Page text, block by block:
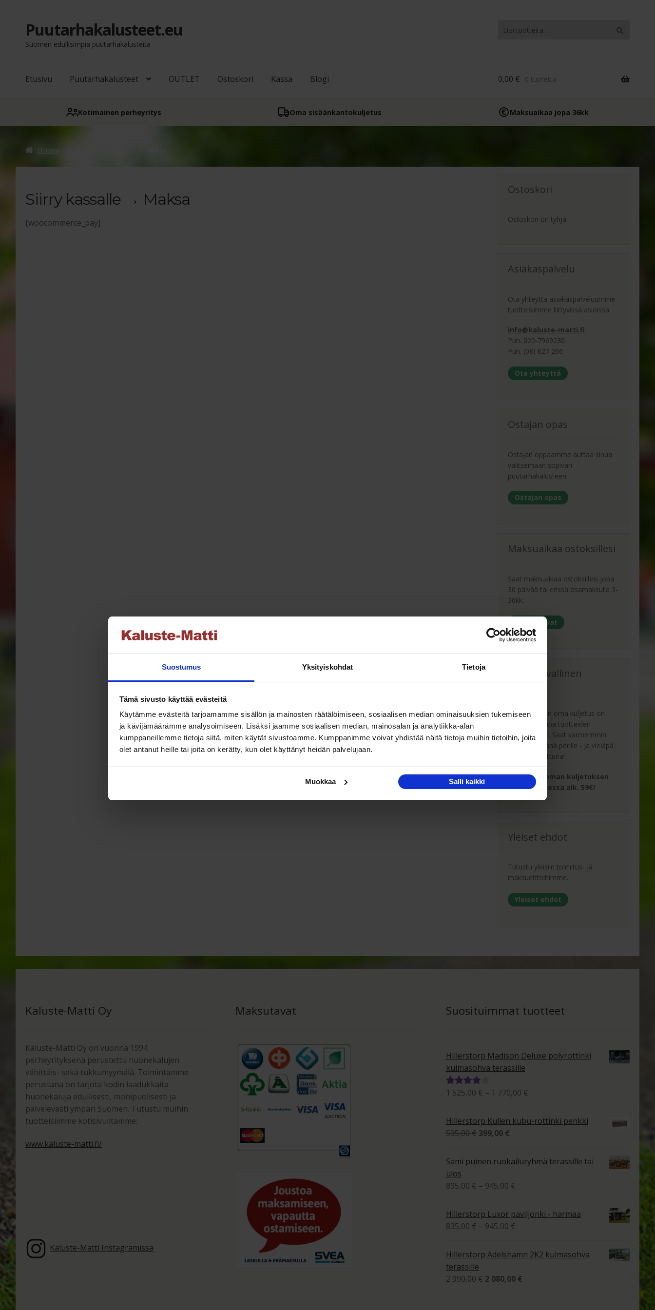
Suostumus Yksityiskohdat Tietoja
Tämä sivusto käyttää evästeitä
Käytämme evästeitä tarjoamamme sisällön ja mainosten räätälöimiseen, sosiaalisen median ominaisuuksien tukemiseen
ja kävijämäärämme analysoimiseen. Lisäksi jaamme sosiaalisen median, mainosalan ja analytiikka-alan
kumppaneillemme tietoja siitä, miten käytät sivustoamme. Kumppanimme voivat yhdistää näitä tietoja muihin tietoihin, joita
olet antanut heille tai joita on kerätty, kun olet käyttänyt heidän palvelujaan.
Muokkaa Salli kaikki
Siirry
navigointiin
Siirry
sisältöön
Puutarhakalusteet.eu
Suomen edullisimpia puutarhakalusteita
Haku
Etusivu Puutarhakalusteet OUTLET Ostoskori Kassa Blogi 0,00 € 0 tuotetta
Kotimainen perheyritys Oma sisään­kantokuljetus Maksuaikaa jopa 36kk
Etusivu
Siirry kassalle → Maksa
[woocommerce_pay]
Ostoskori
Ostoskori on tyhjä.
Asiakaspalvelu
Ota yhteyttä asiakaspalveluumme
tuotteisiimme liittyvissä asioissa.
info@kaluste-matti.fi
Puh. 020-7969230
Puh. (08) 627 266
Ota yhteyttä
Ostajan opas
Ostajan oppaamme auttaa sinua
valitsemaan sopivan
puutarhakalusteen.
Ostajan opas
Maksuaikaa ostoksillesi
Saat maksuaikaa ostoksillesi jopa
30 päivää tai erissä osamaksulla 3-
36kk.
Maksutavat
Oma turvallinen
kuljetus
Kaluste-Matin oma kuljetus on
turvallinen tapa tuotteiden
toimitukseen. Saat varmemmin
tuotteet ehjänä perille - ja vieläpä
sisäänkannettuna!
Turvallisemman kuljetuksen
hinta Suomessa alk. 59€!
Yleiset ehdot
Tutustu yleisiin toimitus- ja
maksuehtoihimme.
Yleiset ehdot
Kaluste-Matti Oy
Kaluste-Matti Oy on vuonna 1994
perheyrityksenä perustettu huonekalujen
vähittäis- sekä tukkumyymälä. Toimintamme
perustana on tarjota kodin laadukkaita
huonekaluja edullisesti, monipuolisesti ja
palvelevasti ympäri Suomen. Tutustu muihin
tuotteisiimme kotisivuiltamme:
www.kaluste-matti.fi/
Kaluste-Matti Instagramissa
Maksutavat Suosituimmat tuotteet
Hillerstorp Madison Deluxe polyrottinki
kulmasohva terassille
Arvostelu
1 525,00 € – 1 770,00 €
525,00 €
Hillerstorp Kullen kubu-rottinki penkki
595,00€ Alkuperäinen
399,00 €Nykyinen
on:
399,00 €.
Sami puinen ruokailuryhmä terassille tai
ulos
895,00 € – 945,00 €
945,00 €
Hillerstorp Luxor paviljonki - harmaa
835,00 € – 945,00 €
Hillerstorp Adelshamn 2K2 kulmasohva
terassille
2 990,00€ Alkuperäinen
2 080,00 €Nykyinen